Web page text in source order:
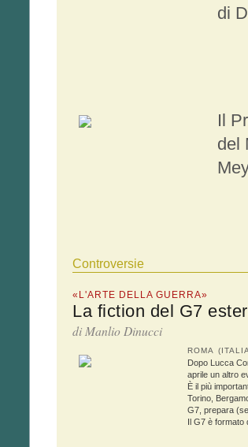
di
Il
del
Controversie
«L'ARTE DELLA GUERRA»
La fiction del G7
di Manlio Dinucci
ROMA
Dopo Lucca
aprile un altro
È il più
Torino,
G7, prepara
Il G7 è formato